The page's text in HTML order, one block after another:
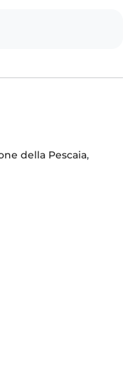
della Pescaia,